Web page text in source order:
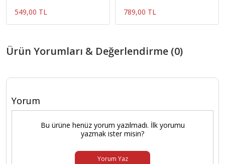
549,00 TL 789,00 TL
Ürün Yorumları & Değerlendirme (0)
Yorum
Bu ürüne henüz yorum yazılmadı. İlk yorumu
yazmak ister misin?
Yorum Yaz